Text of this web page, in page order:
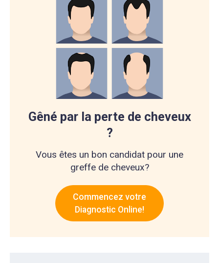
Gêné par la perte de cheveux
?
Vous êtes un bon candidat pour une
greffe de cheveux?
Commencez votre
Diagnostic Online!